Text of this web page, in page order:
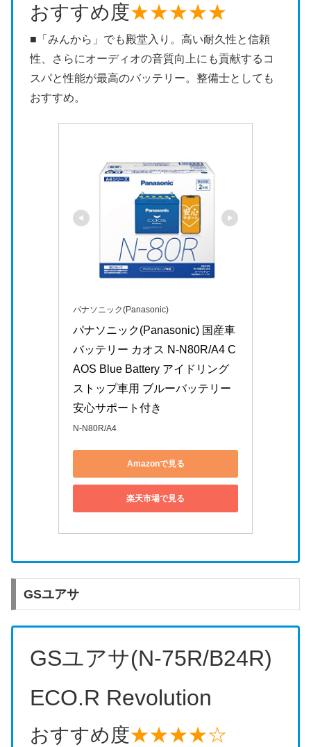
おすすめ度★★★★★
■「みんから」でも殿堂入り。高い耐久性と信頼
性、さらにオーディオの音質向上にも貢献するコ
スパと性能が最高のバッテリー。整備士としても
おすすめ。
パナソニック(Panasonic)
パナソニック(Panasonic) 国産車
バッテリー カオス N-N80R/A4 C
AOS Blue Battery アイドリング
ストップ車用 ブルーバッテリー
安心サポート付き
N-N80R/A4
Amazonで見る
楽天市場で見る
GSユアサ
GSユアサ(N-75R/B24R)
ECO.R Revolution
おすすめ度★★★★☆